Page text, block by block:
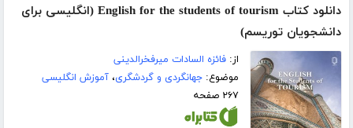
دانلود کتاب English for the students of tourism (انگلیسی برای
دانشجویان توریسم)
از:فائزه السادات میرفخرالدینی
موضوع:جهانگردی و گردشگری،آموزش انگلیسی
۲۶۷ صفحه